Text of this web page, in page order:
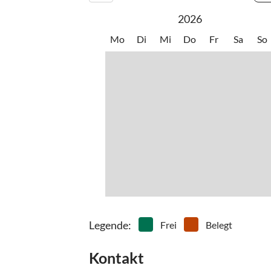
2026
Mo Di Mi Do Fr Sa So
Legende: Frei Belegt
Kontakt